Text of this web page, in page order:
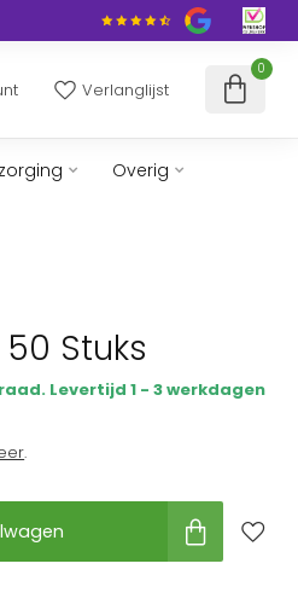
Verlanglijst
0
Overig
Stuks
Levertijd 1 - 3 werkdagen
.